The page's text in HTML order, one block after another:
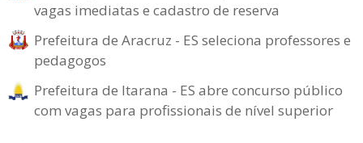
vagas imediatas e cadastro de reserva
Prefeitura de Aracruz - ES seleciona professores e
pedagogos
Prefeitura de Itarana - ES abre concurso público
com vagas para profissionais de nível superior